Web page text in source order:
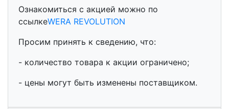
Ознакомиться с акцией можно по
ссылкеWERA REVOLUTION
Просим принять к сведению, что:
- количество товара к акции ограничено;
- цены могут быть изменены поставщиком.